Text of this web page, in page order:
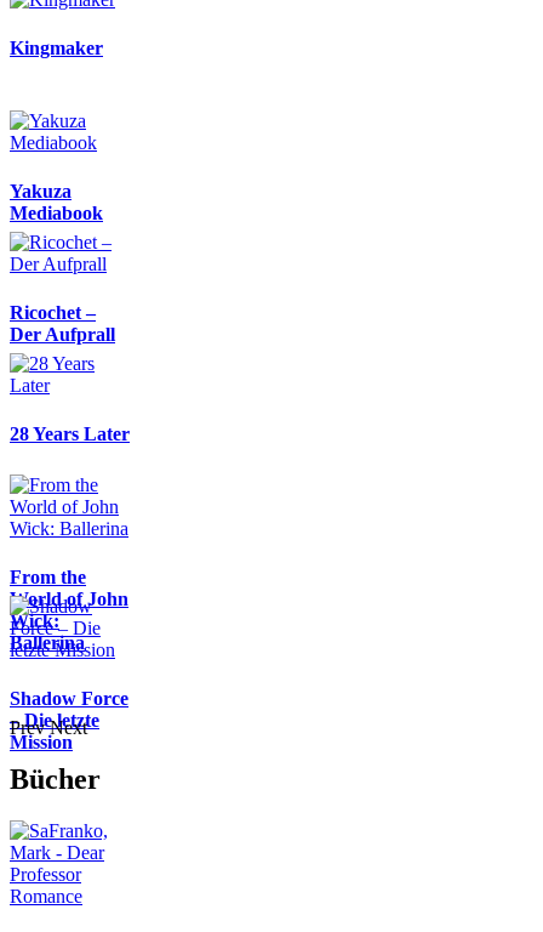
Kingmaker
Yakuza
Mediabook
Ricochet –
Der Aufprall
28 Years Later
From the
World of John
Wick:
Ballerina
Shadow Force
– Die letzte
Mission
Prev Next
Bücher